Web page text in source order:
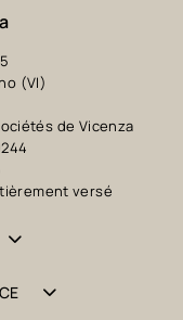
(VI)
de Vicenza
versé